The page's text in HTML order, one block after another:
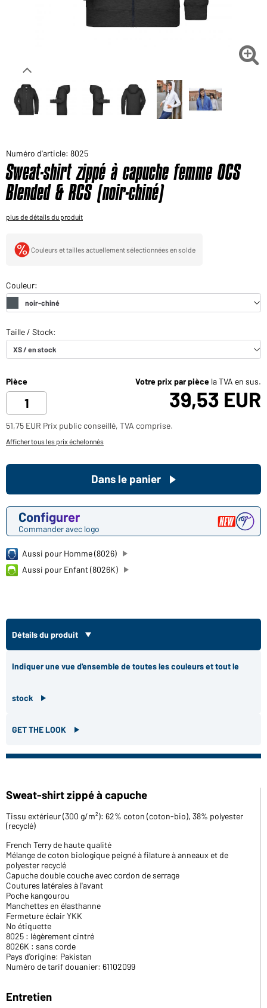
Voudriez-vous acheter des produits pour votre besoin

Numéro d'article: 8025
Sweat-shirt zippé à capuche femme OCS
Blended & RCS (noir-chiné)
plus de détails du produit
Couleurs et tailles actuellement sélectionnées en solde
Pièce Votre prix par pièce la TVA en sus.
39,53 EUR
51,75 EUR Prix public conseillé, TVA comprise.
Afficher tous les prix échelonnés
Configurer
Commander avec logo
Dans le panier
Aussi pour Homme (8026)
Aussi pour Enfant (8026K)
Détails du produit
Indiquer une vue d'ensemble de toutes les couleurs et tout le
stock
GET THE LOOK
Sweat-shirt zippé à capuche
Tissu extérieur (300 g/m²): 62% coton (coton-bio), 38% polyester
(recyclé)
French Terry de haute qualité
Mélange de coton biologique peigné à filature à anneaux et de
polyester recyclé
Capuche double couche avec cordon de serrage
Coutures latérales à l'avant
Poche kangourou
Manchettes en élasthanne
Fermeture éclair YKK
No étiquette
8025 : légèrement cintré
8026K : sans corde
Pays d'origine: Pakistan
Numéro de tarif douanier: 61102099
Entretien